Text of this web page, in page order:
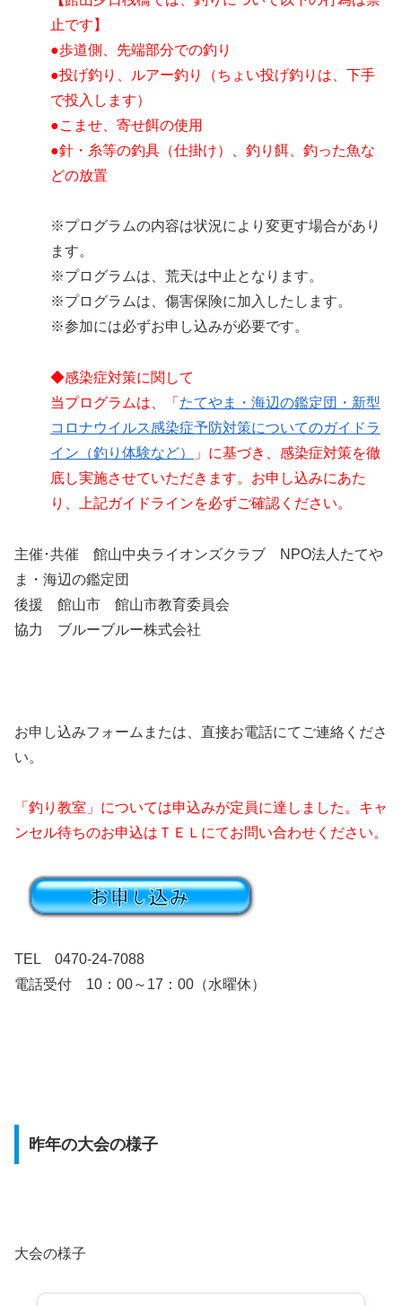
止です】
●歩道側、先端部分での釣り
●投げ釣り、ルアー釣り（ちょい投げ釣りは、下手
で投入します）
●こませ、寄せ餌の使用
●針・糸等の釣具（仕掛け）、釣り餌、釣った魚な
どの放置
※プログラムの内容は状況により変更す場合があり
ます。
※プログラムは、荒天は中止となります。
※プログラムは、傷害保険に加入したします。
※参加には必ずお申し込みが必要です。
◆感染症対策に関して
当プログラムは、「 たてやま・海辺の鑑定団・新型
コロナウイルス感染症予防対策についてのガイドラ
イン（釣り体験など）
」に基づき、感染症対策を徹
底し実施させていただきます。お申し込みにあた
り、上記ガイドラインを必ずご確認ください。
主催･共催 館山中央ライオンズクラブ NPO法人たてや
ま・海辺の鑑定団
後援 館山市 館山市教育委員会
協力 ブルーブルー株式会社
お申し込みフォームまたは、直接お電話にてご連絡くださ
い。
「釣り教室」については申込みが定員に達しました。キャ
ンセル待ちのお申込はＴＥＬにてお問い合わせください。
TEL 0470-24-7088
電話受付 10：00～17：00（水曜休）
昨年の大会の様子
大会の様子